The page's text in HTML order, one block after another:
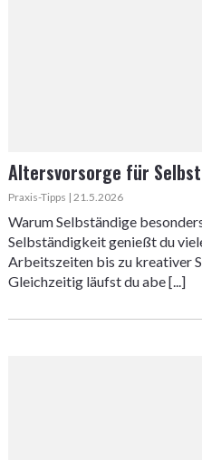
Altersvorsorge für
Praxis-Tipps | 21.5.2026
Warum Selbständige
Selbständigkeit genießt du
Arbeitszeiten bis zu kreativer
Gleichzeitig läufst du abe [...]